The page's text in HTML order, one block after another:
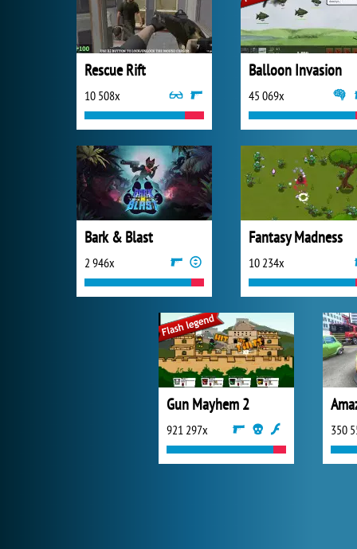
Rescue Rift
10 508x
Balloon Invasion
45 069x
Bark & Blast
2 946x
Fantasy Madness
10 234x
Gun Mayhem 2
921 297x 350